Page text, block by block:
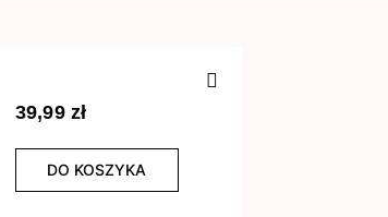
39,99 zł
DO KOSZYKA